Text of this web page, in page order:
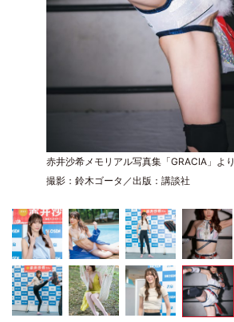
赤井沙希メモリアル写真集「GRACIA」より
撮影：鈴木ゴータ／出版：講談社